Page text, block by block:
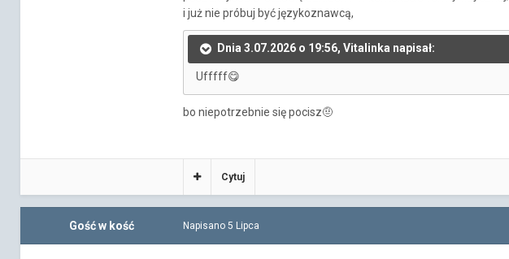
i już nie próbuj być językoznawcą,
Dnia 3.07.2026 o 19:56, Vitalinka napisał:
Ufffff😋
bo niepotrzebnie się pocisz🤨
Cytuj
Gość w kość Napisano 5 Lipca